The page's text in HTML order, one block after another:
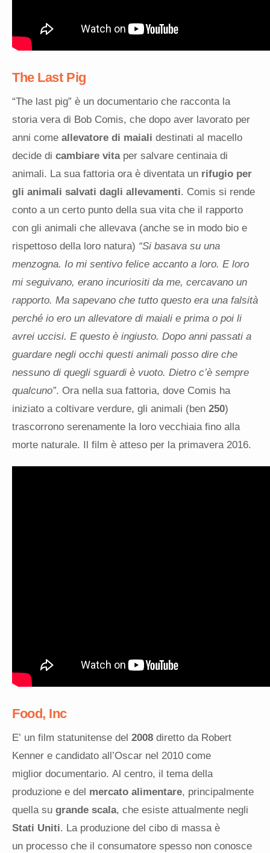
The Last Pig
“The last pig” è un documentario che racconta la
storia vera di Bob Comis, che dopo aver lavorato per
anni come allevatore di maiali destinati al macello
decide di cambiare vitaper salvare centinaia di
animali. La sua fattoria ora è diventata un rifugio per
gli animali salvati dagli allevamenti. Comis si rende
conto a un certo punto della sua vita che il rapporto
con gli animali che allevava (anche se in modo bio e
rispettoso della loro natura) “Si basava su una
menzogna. Io mi sentivo felice accanto a loro. E loro
mi seguivano, erano incuriositi da me, cercavano un
rapporto. Ma sapevano che tutto questo era una falsità
perché io ero un allevatore di maiali e prima o poi li
avrei uccisi. E questo è ingiusto. Dopo anni passati a
guardare negli occhi questi animali posso dire che
nessuno di quegli sguardi è vuoto. Dietro c’è sempre
qualcuno”. Ora nella sua fattoria, dove Comis ha
iniziato a coltivare verdure, gli animali (ben 250)
trascorrono serenamente la loro vecchiaia fino alla
morte naturale. Il film è atteso per la primavera 2016.
Food, Inc
E’ un film statunitense del 2008 diretto da Robert
Kenner e candidato all’Oscar nel 2010 come
miglior documentario. Al centro, il tema della
produzione e del mercato alimentare, principalmente
quella su grande scala, che esiste attualmente negli
Stati Uniti. La produzione del cibo di massa è
un processo che il consumatore spesso non conosce